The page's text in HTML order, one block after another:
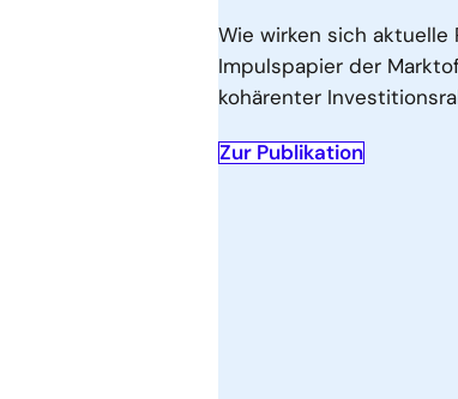
Wie wirken sich aktuelle
Impulspapier der
kohärenter
Zur Publikation